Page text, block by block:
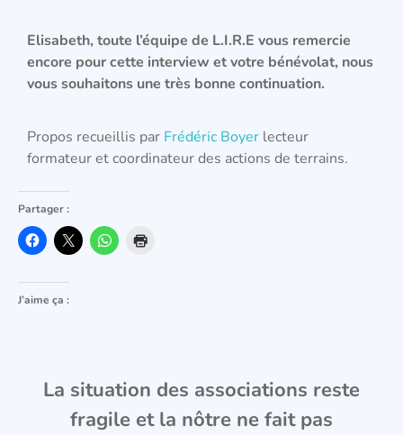
Elisabeth, toute l’équipe de L.I.R.E vous remercie
encore pour cette interview et votre bénévolat, nous
vous souhaitons une très bonne continuation.
Propos recueillis par Frédéric Boyer lecteur
formateur et coordinateur des actions de terrains.
Partager :
J’aime ça :
La situation des associations reste
fragile et la nôtre ne fait pas